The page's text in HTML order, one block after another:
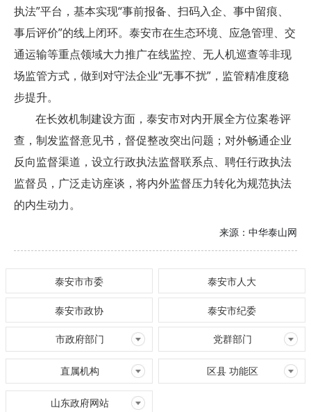
执法”平台，基本实现“事前报备、扫码入企、事中留痕、
事后评价”的线上闭环。泰安市在生态环境、应急管理、交
通运输等重点领域大力推广在线监控、无人机巡查等非现
场监管方式，做到对守法企业“无事不扰”，监管精准度稳
步提升。
在长效机制建设方面，泰安市对内开展全方位案卷评
查，制发监督意见书，督促整改突出问题；对外畅通企业
反向监督渠道，设立行政执法监督联系点、聘任行政执法
监督员，广泛走访座谈，将内外监督压力转化为规范执法
的内生动力。
来源： 中华泰山网
泰安市市委 泰安市人大
泰安市政协 泰安市纪委
市政府部门 党群部门
直属机构 区县 功能区
山东政府网站